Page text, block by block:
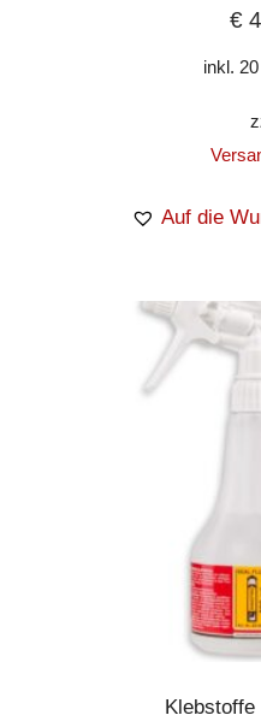
€
inkl.
Auf die
Klebstoffe